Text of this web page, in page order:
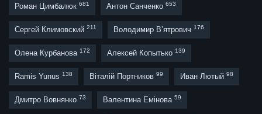
Роман Цимбалюк 681 Антон Санченко 653
Сергей Климовский 211 Володимир В’ятрович 176
Олена Курбанова 172 Алексей Копытько 139
Ramis Yunus 138 Віталій Портников 99 Иван Лютый 98
Дмитро Вовнянко 73 Валентина Емінова 59